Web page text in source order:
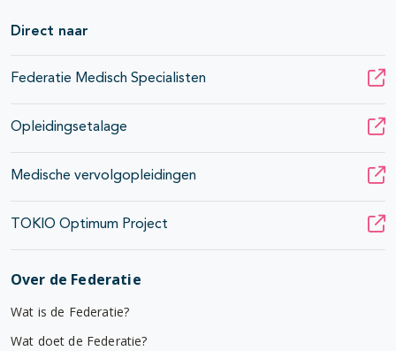
Direct naar
Federatie Medisch Specialisten
Opleidingsetalage
Medische vervolgopleidingen
TOKIO Optimum Project
Over de Federatie
Wat is de Federatie?
Wat doet de Federatie?